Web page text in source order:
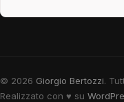
© 2026 Giorgio Bertozzi.
Realizzato con ♥ su